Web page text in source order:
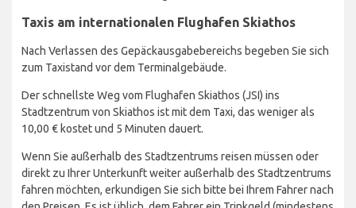
Taxis am internationalen Flughafen Skiathos
Nach Verlassen des Gepäckausgabebereichs begeben Sie sich
zum Taxistand vor dem Terminalgebäude.
Der schnellste Weg vom Flughafen Skiathos (JSI) ins
Stadtzentrum von Skiathos ist mit dem Taxi, das weniger als
10,00 € kostet und 5 Minuten dauert.
Wenn Sie außerhalb des Stadtzentrums reisen müssen oder
direkt zu Ihrer Unterkunft weiter außerhalb des Stadtzentrums
fahren möchten, erkundigen Sie sich bitte bei Ihrem Fahrer nach